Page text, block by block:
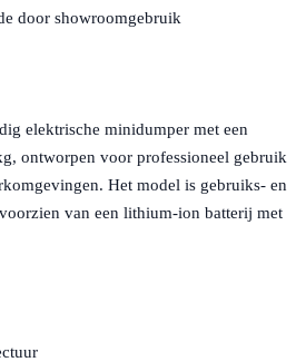
door showroomgebruik
elektrische minidumper met een
ontworpen voor professioneel gebruik
Het model is gebruiks- en
van een lithium-ion batterij met